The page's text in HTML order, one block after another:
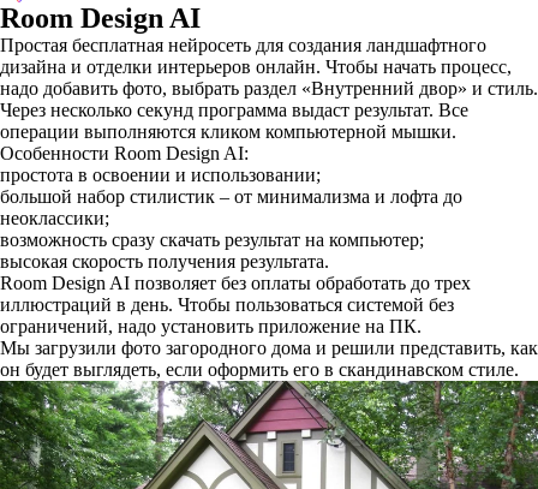
Room Design AI
Простая бесплатная нейросеть для создания ландшафтного
дизайна и отделки интерьеров онлайн. Чтобы начать процесс,
надо добавить фото, выбрать раздел «Внутренний двор» и стиль.
Через несколько секунд программа выдаст результат. Все
операции выполняются кликом компьютерной мышки.
Особенности Room Design AI:
простота в освоении и использовании;
большой набор стилистик – от минимализма и лофта до
неоклассики;
возможность сразу скачать результат на компьютер;
высокая скорость получения результата.
Room Design AI позволяет без оплаты обработать до трех
иллюстраций в день. Чтобы пользоваться системой без
ограничений, надо установить приложение на ПК.
Мы загрузили фото загородного дома и решили представить, как
он будет выглядеть, если оформить его в скандинавском стиле.